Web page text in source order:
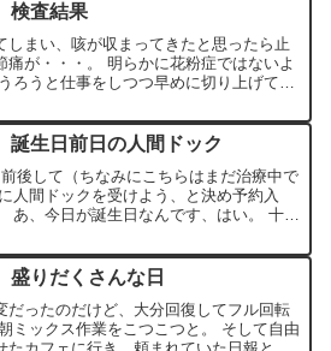
検査結果
しまい、咳が収まってきたと思ったら止
痛が・・・。 明らかに花粉症ではないよ
ろうと仕事をしつつ早めに切り上げて熱
誕生日前日の人間ドック
後して（ちなみにこちらはまだ治療中で
人間ドックを受けよう、と決め予約入
あ、今日が誕生日なんです、はい。 十二
盛りだくさんな日
だったのだけど、大分回復してフル回転
ミックス作業をこつこつと。 そして自由